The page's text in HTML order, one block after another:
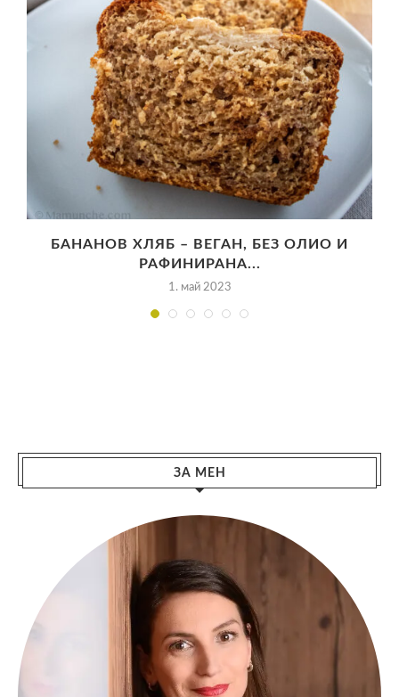
БАНАНОВ ХЛЯБ – ВЕГАН, БЕЗ ОЛИО И
РАФИНИРАНА...
1. май 2023
ЗА МЕН